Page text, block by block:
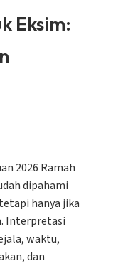
Eksim:
2026 Ramah
dipahami
hanya jika
Interpretasi
waktu,
dan